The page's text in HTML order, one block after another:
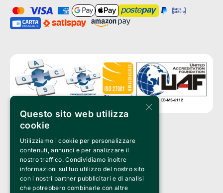
Clappit is a trademark of:
Bemils Srl
a Socio Unico
Via Fosse Ardeatine, 4 -20092 Cinisello Balsamo (MI)
PI 05589050961
Iscr. C.C.I.A.A. Milano R.E.A. 1833471
© 2010-2025 Bemils Srl - All rights reserved
×
Questo sito web utilizza
cookie
Utilizziamo i cookie per personalizzare
contenuti, annunci e per analizzare il
nostro traffico. Condividiamo inoltre
informazioni sul tuo utilizzo del nostro sito
con i nostri partner pubblicitari e di analisi
che potrebbero combinarle con altre